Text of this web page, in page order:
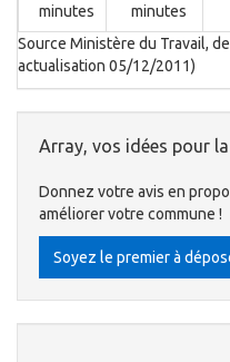
minutes
minutes
Source Ministère du Travail,
actualisation 05/12/2011)
Array, vos idées pour
Donnez votre avis en
améliorer votre commune !
Soyez le premier à